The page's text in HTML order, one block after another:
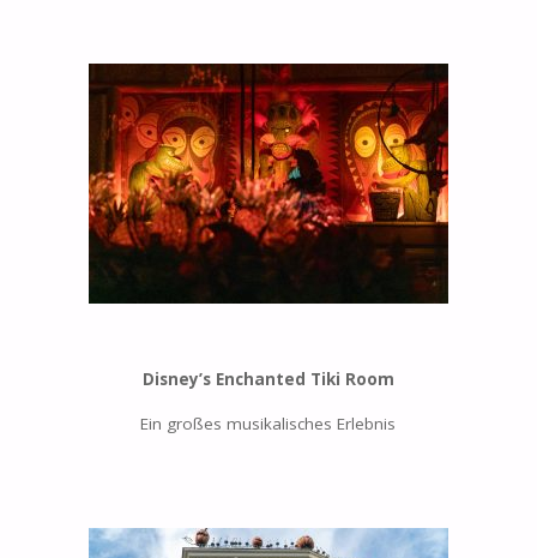
Disney’s Enchanted Tiki Room
Ein großes musikalisches Erlebnis